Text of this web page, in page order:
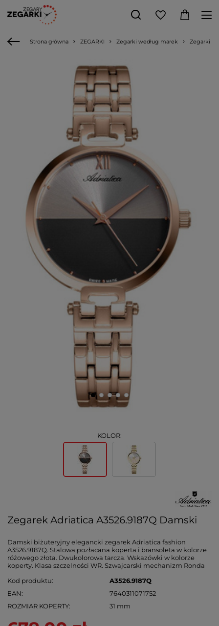
Strona główna ZEGARKI Zegarki według marek Zegarki
KOLOR:
Zegarek Adriatica A3526.9187Q Damski
Damski biżuteryjny elegancki zegarek Adriatica fashion
A3526.9187Q. Stalowa pozłacana koperta i bransoleta w kolorze
różowego złota. Dwukolorowa tarcza. Wskazówki w kolorze
koperty. Klasa szczelności WR. Szwajcarski mechanizm Ronda
Kod produktu
A3526.9187Q
EAN
7640311071752
ROZMIAR KOPERTY
31 mm